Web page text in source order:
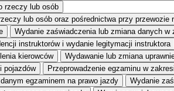
rzeczy lub osób
lub osób oraz pośrednictwa przy
Wydanie zaświadczenia lub zmiana danych w
instruktorów i wydanie legitymacji instruktora
kierowców
Wydawanie lub zmiana
pojazdów
Przeprowadzenie egzaminu w
egzaminem na prawo jazdy
Wydanie